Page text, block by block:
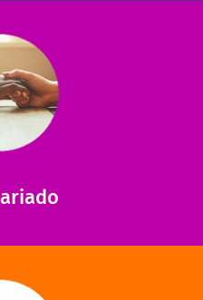
em contato conosco e
ajudar.
mais